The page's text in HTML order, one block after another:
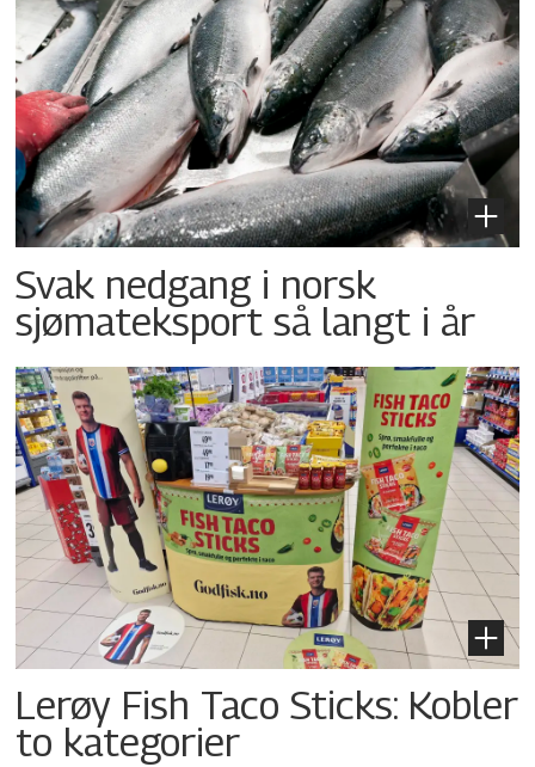
Svak nedgang i norsk
sjømateksport så langt i år
Lerøy Fish Taco Sticks: Kobler
to kategorier